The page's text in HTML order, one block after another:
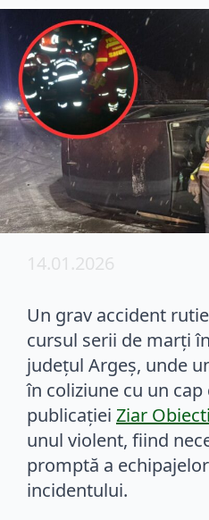
14.01.2026
Un grav accident
cursul serii de marți
județul Argeș, unde
în coliziune cu un
publicației Ziar
unul violent, fiind
promptă a
incidentului.